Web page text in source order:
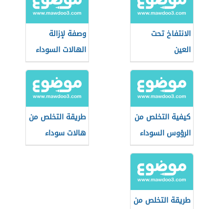
الانتفاخ تحت
العين
وصفة لإزالة
الهالات السوداء
كيفية التخلص من
الرؤوس السوداء
في الساقين
طريقة التخلص من
هالات سوداء
طريقة التخلص من